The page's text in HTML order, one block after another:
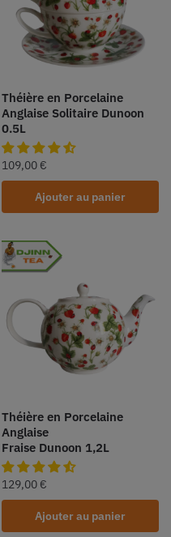
Théière en Porcelaine
Anglaise Solitaire Dunoon
0.5L
109,00 €
Ajouter au panier
Théière en Porcelaine
Anglaise
Fraise Dunoon 1,2L
129,00 €
Ajouter au panier